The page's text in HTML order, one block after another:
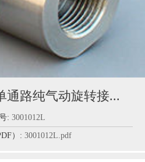
通路纯气动旋转接...
: 3001012L
）:3001012L.pdf